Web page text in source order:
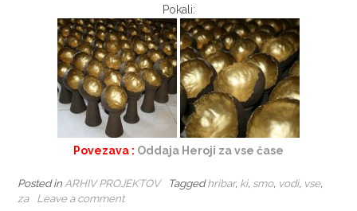
Pokali:
Povezava : Oddaja Heroji za vse čase
Posted in ARHIV PROJEKTOV Taggedhribar, ki, smo, vodi, vse,
za
Leave a comment